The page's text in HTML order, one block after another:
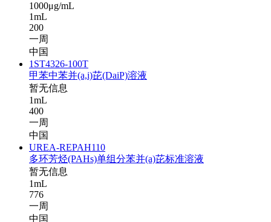
1000μg/mL
1mL
200
一周
中国
1ST4326-100T
甲苯中苯并(a,i)芘(DaiP)溶液
暂无信息
1mL
400
一周
中国
UREA-REPAH110
多环芳烃(PAHs)单组分苯并(a)芘标准溶液
暂无信息
1mL
776
一周
中国